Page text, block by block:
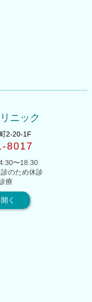
ニック
2-20-1F
8017
〜18:30
のため休診
療
く